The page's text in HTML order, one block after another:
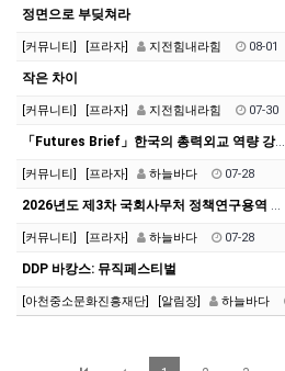
정면으로 부딪쳐라
[커뮤니티] [프라자] 지전힘내라힘 08-01
작은 차이
[커뮤니티] [프라자] 지전힘내라힘 07-30
「Futures Brief」한국의 총력외교 역량 강화를 위한 과제와 국회의 역할 <제26-5호>
[커뮤니티] [프라자] 하늘바다 07-28
2026년도 제3차 국회사무처 정책연구용역 공모
[커뮤니티] [프라자] 하늘바다 07-28
DDP 바캉스: 뮤직페스티벌
[아천중소문화진흥재단] [알림장] 하늘바다